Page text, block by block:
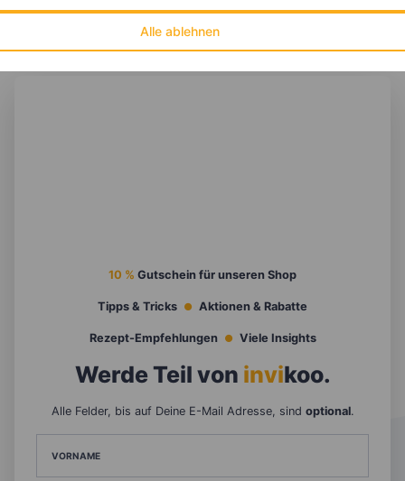
Alle ablehnen
10 % Gutschein für unseren Shop
Tipps & Tricks Aktionen & Rabatte
Rezept-Empfehlungen Viele Insights
Werde Teil von invikoo.
Alle Felder, bis auf Deine E-Mail Adresse, sind optional.
VORNAME